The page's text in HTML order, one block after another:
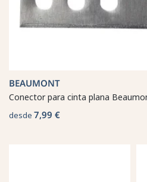
BEAUMONT
Conector para cinta plana
desde 7,99 €